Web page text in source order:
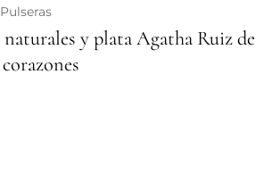
Pulseras
naturales y plata Agatha Ruiz de